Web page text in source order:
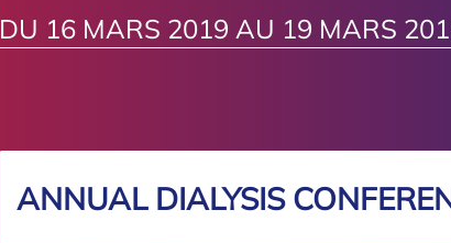
DU 16 MARS 2019 AU 19 MARS
ANNUAL DIALYSIS